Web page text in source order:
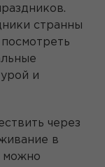
странны
и
через
в
можно